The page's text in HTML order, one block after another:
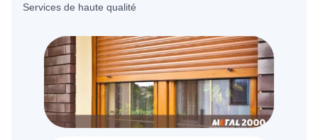
Services de haute qualité